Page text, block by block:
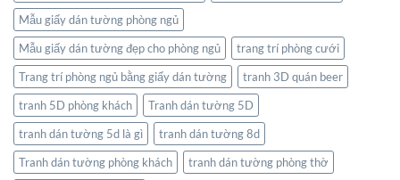
Mẫu giấy dán tường phòng ngủ
Mẫu giấy dán tường đẹp cho phòng ngủ
trang trí phòng cưới
Trang trí phòng ngủ bằng giấy dán tường
tranh 3D quán beer
tranh 5D phòng khách
Tranh dán tường 5D
tranh dán tường 5d là gì
tranh dán tường 8d
Tranh dán tường phòng khách
tranh dán tường phòng thờ